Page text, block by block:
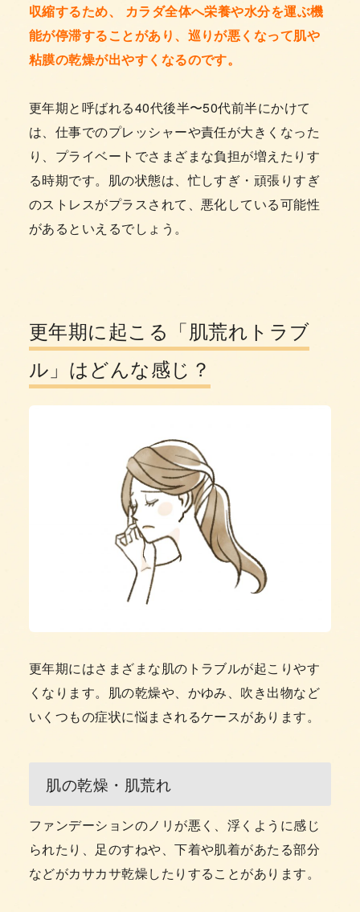
収縮するため、 カラダ全体へ栄養や水分を運ぶ機
能が停滞することがあり、巡りが悪くなって肌や
粘膜の乾燥が出やすくなるのです。
更年期と呼ばれる40代後半〜50代前半にかけて
は、仕事でのプレッシャーや責任が大きくなった
り、プライベートでさまざまな負担が増えたりす
る時期です。肌の状態は、忙しすぎ・頑張りすぎ
のストレスがプラスされて、悪化している可能性
があるといえるでしょう。
更年期に起こる「肌荒れトラブ
ル」はどんな感じ？
更年期にはさまざまな肌のトラブルが起こりやす
くなります。肌の乾燥や、かゆみ、吹き出物など
いくつもの症状に悩まされるケースがあります。
肌の乾燥・肌荒れ
ファンデーションのノリが悪く、浮くように感じ
られたり、足のすねや、下着や肌着があたる部分
などがカサカサ乾燥したりすることがあります。